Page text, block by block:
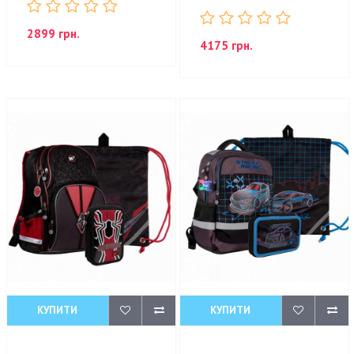
2899 грн.
4175 грн.
КУПИТИ КУПИТИ